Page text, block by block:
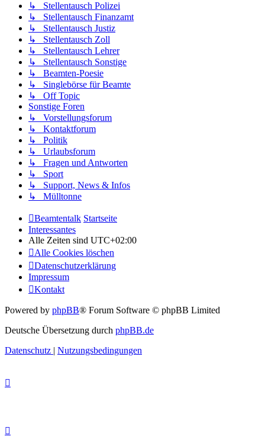
↳ Stellentausch Polizei
↳ Stellentausch Finanzamt
↳ Stellentausch Justiz
↳ Stellentausch Zoll
↳ Stellentausch Lehrer
↳ Stellentausch Sonstige
↳ Beamten-Poesie
↳ Singlebörse für Beamte
↳ Off Topic
Sonstige Foren
↳ Vorstellungsforum
↳ Kontaktforum
↳ Politik
↳ Urlaubsforum
↳ Fragen und Antworten
↳ Sport
↳ Support, News & Infos
↳ Mülltonne
Beamtentalk Startseite
Interessantes
Alle Zeiten sind UTC+02:00
Alle Cookies löschen
Datenschutzerklärung
Impressum
Kontakt
Powered by phpBB® Forum Software © phpBB Limited
Deutsche Übersetzung durch phpBB.de
Datenschutz | Nutzungsbedingungen